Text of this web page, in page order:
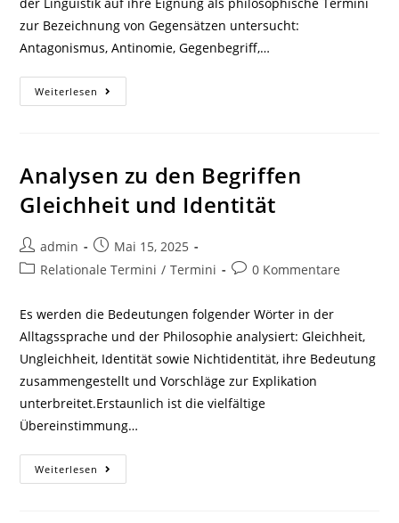
zur Bezeichnung von Gegensätzen untersucht:
Antagonismus, Antinomie, Gegenbegriff,…
Weiterlesen Analysen
Von
Analysen zu den Begriffen
Gleichheit und Identität
Beitrags-
Autor:
admin
Beitrag
veröffentlicht:
Mai 15, 2025
Beitrags-
Relationale Termini / Termini
Beitrags-
0 Kommentare
Es werden die Bedeutungen folgender Wörter in der
Alltagssprache und der Philosophie analysiert: Gleichheit,
Ungleichheit, Identität sowie Nichtidentität, ihre Bedeutung
zusammengestellt und Vorschläge zur Explikation
unterbreitet.Erstaunlich ist die vielfältige
Übereinstimmung…
Weiterlesen Analysen
Zu